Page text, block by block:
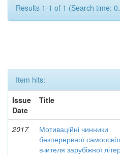
Results 1-1 of 1 (Search time:
Item hits:
Issue
Date
Title
2017
Мотиваційні чинники
безперервної
вчителя зарубіжної